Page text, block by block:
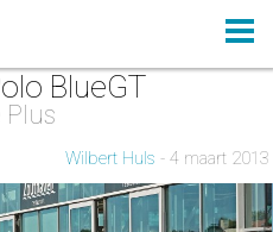
BlueGT
Plus
Wilbert Huls - 4 maart 2013